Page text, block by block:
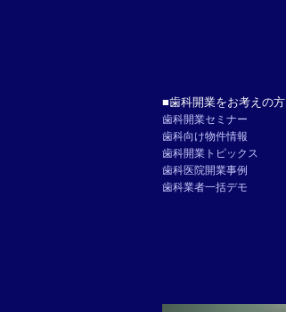
歯科開業をお考えの方
歯科開業セミナー
歯科向け物件情報
歯科開業トピックス
歯科医院開業事例
歯科業者一括デモ